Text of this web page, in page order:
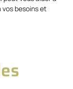
besoins et